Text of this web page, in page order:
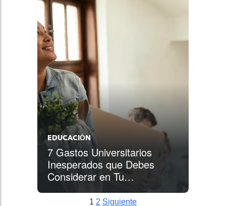
EDUCACIÓN
7 Gastos Universitarios
Inesperados que Debes
Considerar en Tu
1 2 Siguiente